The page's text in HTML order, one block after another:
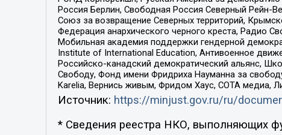
Россия Берлин, Свободная Россия Северный Рейн-
Союз за возвращение Северных территорий,
Федерация анархического черного креста, Радио
Мобильная академия поддержки гендерной
Institute of International Education, Антивоенное
Российско-канадский демократический альянс,
Свободу, Фонд имени Фридриха Науманна за
Karelia, Вернись живым, Фридом Хаус, СОТА медиа,
Источник: https://minjust.gov.ru/ru/
* Сведения реестра НКО, выполняющих